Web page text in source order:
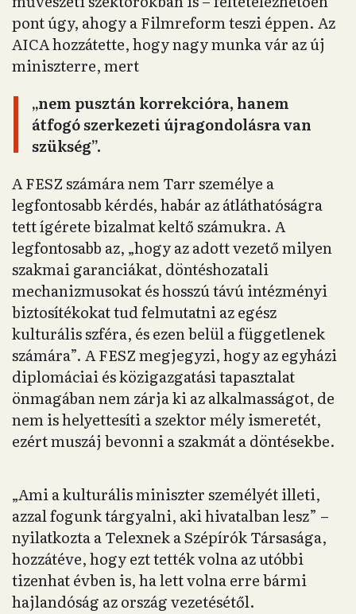
pont úgy, ahogy a Filmreform teszi éppen. Az
AICA hozzátette, hogy nagy munka vár az új
miniszterre, mert
„nem pusztán korrekcióra, hanem
átfogó szerkezeti újragondolásra van
szükség”.
A FESZ számára nem Tarr személye a
legfontosabb kérdés, habár az átláthatóságra
tett ígérete bizalmat keltő számukra. A
legfontosabb az, „hogy az adott vezető milyen
szakmai garanciákat, döntéshozatali
mechanizmusokat és hosszú távú intézményi
biztosítékokat tud felmutatni az egész
kulturális szféra, és ezen belül a függetlenek
számára”. A FESZ megjegyzi, hogy az egyházi
diplomáciai és közigazgatási tapasztalat
önmagában nem zárja ki az alkalmasságot, de
nem is helyettesíti a szektor mély ismeretét,
ezért muszáj bevonni a szakmát a döntésekbe.
„Ami a kulturális miniszter személyét illeti,
azzal fogunk tárgyalni, aki hivatalban lesz” –
nyilatkozta a Telexnek a Szépírók Társasága,
hozzátéve, hogy ezt tették volna az utóbbi
tizenhat évben is, ha lett volna erre bármi
hajlandóság az ország vezetésétől.